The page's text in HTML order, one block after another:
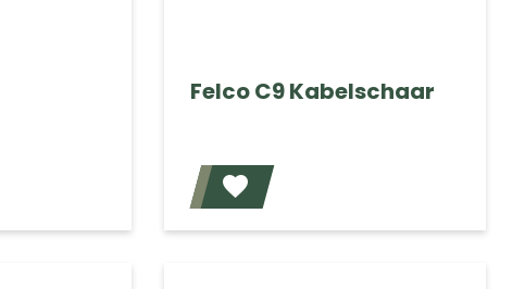
Felco C9 Kabelschaar